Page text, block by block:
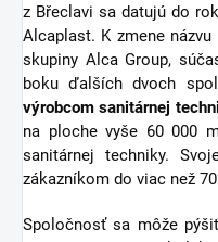
z Břeclavi sa datujú do
Alcaplast. K zmene
skupiny Alca Group,
boku ďalších dvoch
výrobcom sanitárnej
na ploche vyše 60 000
sanitárnej techniky.
zákazníkom do viac než
Spoločnosť sa môže